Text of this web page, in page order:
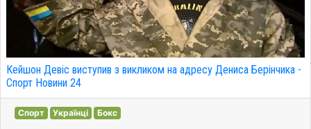
Кейшон Девіс виступив з викликом на адресу Дениса Берінчика -
Спорт Новини 24
Спорт Українці Бокс